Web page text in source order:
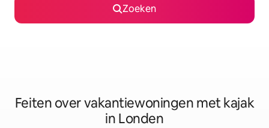
Zoeken
Feiten over vakantiewoningen met kajak
in Londen